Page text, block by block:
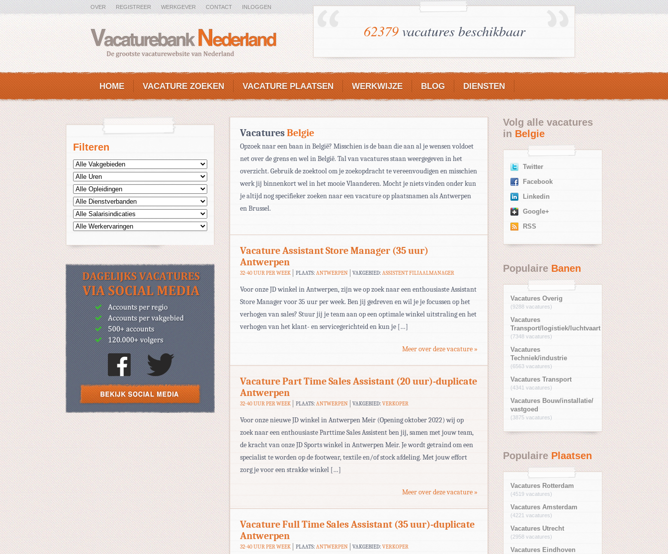
OVER REGISTREER WERKGEVER CONTACT INLOGGEN
62379vacatures beschikbaar
HOME VACATURE ZOEKEN VACATURE PLAATSEN WERKWIJZE BLOG DIENSTEN
Filteren
VacaturesBelgie
Opzoek naar een baan in België? Misschien is de baan die aan al je wensen voldoet
net over de grens en wel in België. Tal van vacatures staan weergegeven in het
overzicht. Gebruik de zoektool om je zoekopdracht te vereenvoudigen en misschien
werk jij binnenkort wel in het mooie Vlaanderen. Mocht je niets vinden onder kun
je altijd nog specifieker zoeken naar een vacature op plaatsnamen als Antwerpen
en Brussel.
Vacature Assistant Store Manager (35 uur)
Antwerpen
32-40 UUR PER WEEK PLAATS: ANTWERPEN VAKGEBIED:ASSISTENT FILIAALMANAGER
Voor onze JD winkel in Antwerpen, zijn we op zoek naar een enthousiaste Assistant
Store Manager voor 35 uur per week. Ben jij gedreven en wil je je focussen op het
verhogen van sales? Stuur jij je team aan op een optimale winkel uitstraling en het
verhogen van het klant- en servicegerichteid en kun je […]
Meer over deze vacature »
Vacature Part Time Sales Assistant (20 uur)-duplicate
Antwerpen
32-40 UUR PER WEEK PLAATS: ANTWERPEN VAKGEBIED:VERKOPER
Voor onze nieuwe JD winkel in Antwerpen Meir (Opening oktober 2022) wij op
zoek naar een enthousiaste Parttime Sales Assistent ben jij, samen met jouw team,
de kracht van onze JD Sports winkel in Antwerpen Meir. Je wordt getraind om een
specialist te worden op de footwear, textile en/of stock afdeling. Met jouw effort
zorg je voor een strakke winkel […]
Meer over deze vacature »
Vacature Full Time Sales Assistant (35 uur)-duplicate
Antwerpen
32-40 UUR PER WEEK PLAATS: ANTWERPEN VAKGEBIED:VERKOPER
Volg alle vacatures
inBelgie
Twitter
Facebook
Linkedin
Google+
RSS
PopulaireBanen
Vacatures Overig
(9288 vacatures)
Vacatures
Transport/logistiek/luchtvaart
(7348 vacatures)
Vacatures
Techniek/industrie
(6563 vacatures)
Vacatures Transport
(4341 vacatures)
Vacatures Bouw/installatie/
vastgoed
(3875 vacatures)
Populaire Plaatsen
Vacatures Rotterdam
(4519 vacatures)
Vacatures Amsterdam
(4221 vacatures)
Vacatures Utrecht
(2958 vacatures)
Vacatures Eindhoven